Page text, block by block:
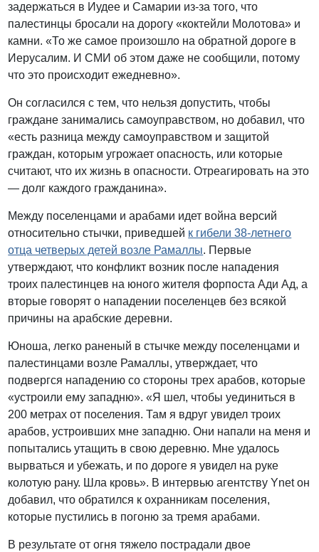
задержаться в Иудее и Самарии из-за того, что
палестинцы бросали на дорогу «коктейли Молотова» и
камни. «То же самое произошло на обратной дороге в
Иерусалим. И СМИ об этом даже не сообщили, потому
что это происходит ежедневно».
Он согласился с тем, что нельзя допустить, чтобы
граждане занимались самоуправством, но добавил, что
«есть разница между самоуправством и защитой
граждан, которым угрожает опасность, или которые
считают, что их жизнь в опасности. Отреагировать на это
— долг каждого гражданина».
Между поселенцами и арабами идет война версий
относительно стычки, приведшей к гибели 38-летнего
отца четверых детей возле Рамаллы. Первые
утверждают, что конфликт возник после нападения
троих палестинцев на юного жителя форпоста Ади Ад, а
вторые говорят о нападении поселенцев без всякой
причины на арабские деревни.
Юноша, легко раненый в стычке между поселенцами и
палестинцами возле Рамаллы, утверждает, что
подвергся нападению со стороны трех арабов, которые
«устроили ему западню». «Я шел, чтобы уединиться в
200 метрах от поселения. Там я вдруг увидел троих
арабов, устроивших мне западню. Они напали на меня и
попытались утащить в свою деревню. Мне удалось
вырваться и убежать, и по дороге я увидел на руке
колотую рану. Шла кровь». В интервью агентству Ynet он
добавил, что обратился к охранникам поселения,
которые пустились в погоню за тремя арабами.
В результате от огня тяжело пострадали двое